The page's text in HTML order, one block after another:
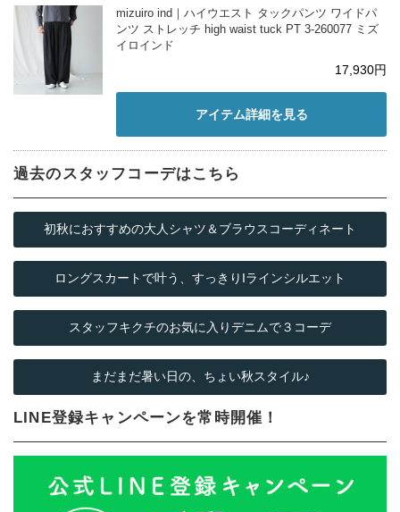
mizuiro ind｜ハイウエスト タックパンツ ワイドパ
ンツ ストレッチ high waist tuck PT 3-260077 ミズ
イロインド
17,930円
アイテム詳細を見る
過去のスタッフコーデはこちら
初秋におすすめの大人シャツ＆ブラウスコーディネート
ロングスカートで叶う、すっきりIラインシルエット
スタッフキクチのお気に入りデニムで３コーデ
まだまだ暑い日の、ちょい秋スタイル♪
LINE登録キャンペーンを常時開催！